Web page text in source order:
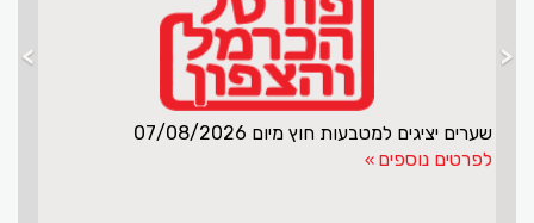
שערים יציגים למטבעות חוץ מיום 07/08/2026
לפרטים נוספים
> <